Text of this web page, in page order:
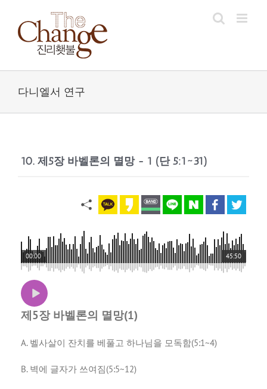
content
다니엘서 연구
10. 제5장 바벨론의 멸망 - 1 (단 5:1~31)
45:50
00:00
제5장 바벨론의 멸망(1)
A. 벨사살이 잔치를 베풀고 하나님을 모독함(5:1~4)
B. 벽에 글자가 쓰여짐(5:5~12)